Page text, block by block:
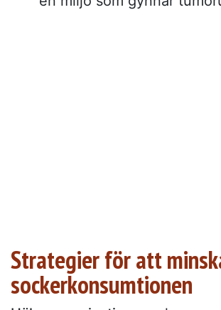
Strategier för att
sockerkonsumtionen